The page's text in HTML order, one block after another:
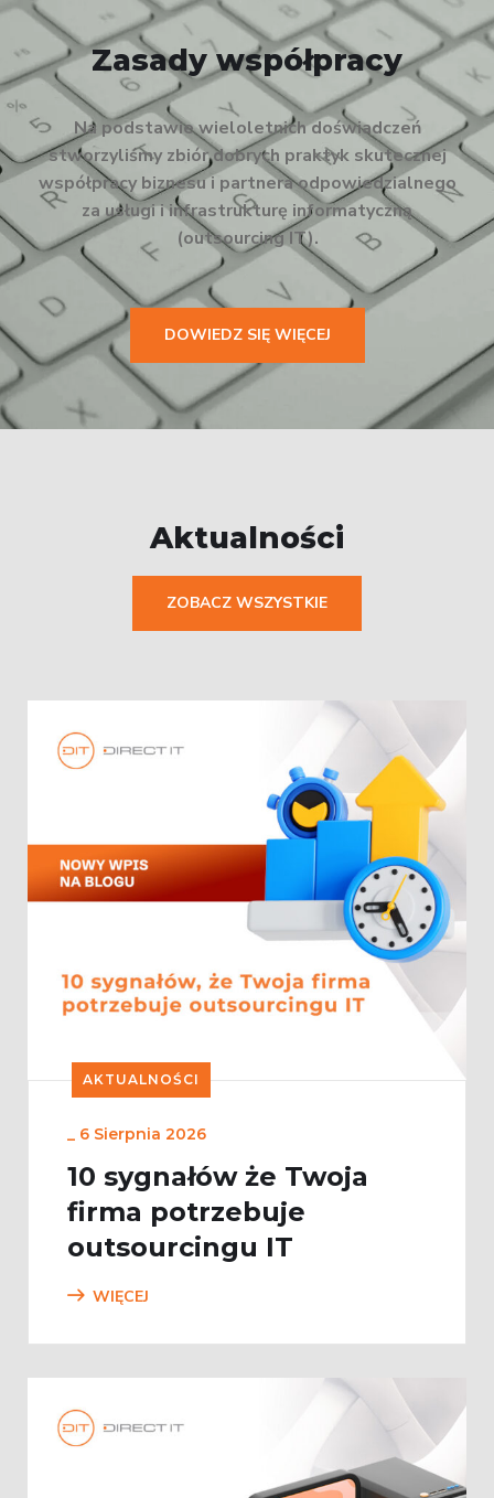
Zasady współpracy
Na podstawie wieloletnich doświadczeń
stworzyliśmy zbiór dobrych praktyk skutecznej
współpracy biznesu i partnera odpowiedzialnego
za usługi i infrastrukturę informatyczną
(outsourcing IT).
DOWIEDZ SIĘ WIĘCEJ
Aktualności
ZOBACZ WSZYSTKIE
AKTUALNOŚCI
_ 6 Sierpnia 2026
10 sygnałów że Twoja
firma potrzebuje
outsourcingu IT
WIĘCEJ